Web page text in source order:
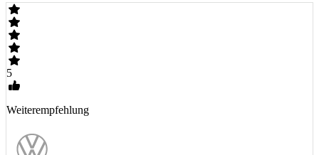
5
Weiterempfehlung